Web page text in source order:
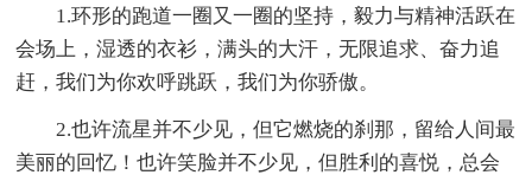
1.环形的跑道一圈又一圈的坚持，毅力与精神活跃在
会场上，湿透的衣衫，满头的大汗，无限追求、奋力追
赶，我们为你欢呼跳跃，我们为你骄傲。
2.也许流星并不少见，但它燃烧的刹那，留给人间最
美丽的回忆！也许笑脸并不少见，但胜利的喜悦，总会